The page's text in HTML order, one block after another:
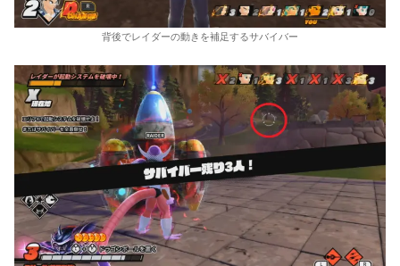
背後でレイダーの動きを補足するサバイバー